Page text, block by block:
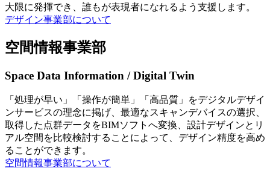
大限に発揮でき、誰もが表現者になれるよう支援します。
デザイン事業部について
空間情報事業部
Space Data Information / Digital Twin
「処理が早い」「操作が簡単」「高品質」をデジタルデザイ
ンサービスの理念に掲げ、最適なスキャンデバイスの選択、
取得した点群データをBIMソフトへ変換、設計デザインとリ
アル空間を比較検討することによって、デザイン精度を高め
ることができます。
空間情報事業部について